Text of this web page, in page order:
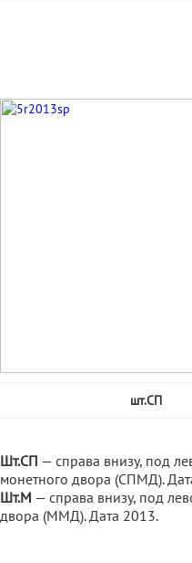
шт.СП
Шт.СП — справа внизу, под
монетного двора (СПМД).
Шт.М — справа внизу, под
двора (ММД). Дата 2013.